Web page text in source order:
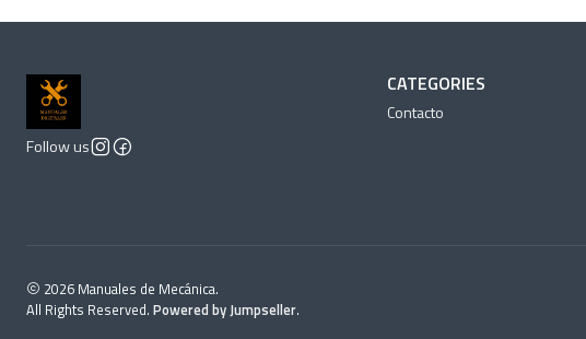
Follow us
CATEGORIES
Contacto
2026 Manuales de Mecánica.
All Rights Reserved. Powered by Jumpseller.